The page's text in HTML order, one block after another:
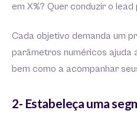
em X%? Quer conduzir o
Cada objetivo demanda um
parâmetros numéricos ajuda
bem como a acompanhar
2- Estabeleça uma